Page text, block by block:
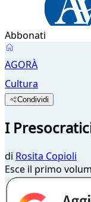
Abbonati
AGORÀ
Cultura
Condividi
I
di Rosita Copioli
Esce il primo